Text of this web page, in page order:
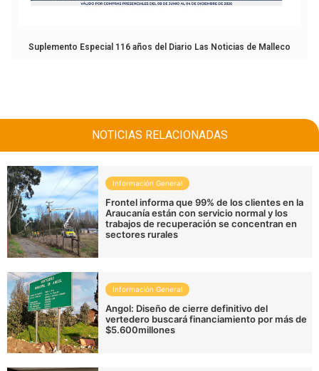
Suplemento Especial 116 años del Diario Las Noticias de Malleco
NOTICIAS RELACIONADAS
Información General
Frontel informa que 99% de los clientes en la
Araucanía están con servicio normal y los
trabajos de recuperación se concentran en
sectores rurales
Información General
Angol: Diseño de cierre definitivo del
vertedero buscará financiamiento por más de
$5.600millones